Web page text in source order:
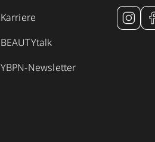
Karriere
BEAUTYtalk
YBPN-Newsletter